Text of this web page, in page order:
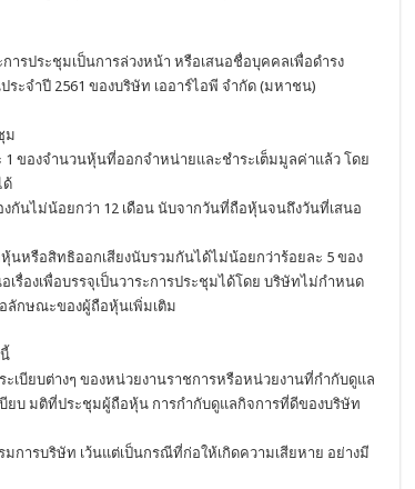
รประชุมเป็นการล่วงหน้า หรือเสนอชื่อบุคคลเพื่อดำรง
ะจำปี 2561 ของบริษัท เออาร์ไอพี จำกัด (มหาชน)
ม
1 ของจำนวนหุ้นที่ออกจำหน่ายและชำระเต็มมูลค่าแล้ว โดย
ด้
กันไม่น้อยกว่า 12 เดือน นับจากวันที่ถือหุ้นจนถึงวันที่เสนอ
หรือสิทธิออกเสียงนับรวมกันได้ไม่น้อยกว่าร้อยละ 5 ของ
รื่องเพื่อบรรจุเป็นวาระการประชุมได้โดย บริษัทไม่กำหนด
ลักษณะของผู้ถือหุ้นเพิ่มเติม
เบียบต่างๆ ของหน่วยงานราชการหรือหน่วยงานที่กำกับดูแล
ยบ มติที่ประชุมผู้ถือหุ้น การกำกับดูแลกิจการที่ดีของบริษัท
การบริษัท เว้นแต่เป็นกรณีที่ก่อให้เกิดความเสียหาย อย่างมี